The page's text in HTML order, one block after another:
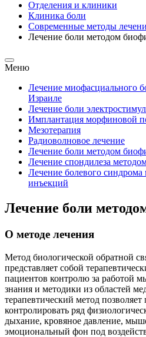
Отделения и клиники
Клиника боли
Современные методы
Лечение боли методом
Меню
Лечение миофасциального
Израиле
Лечение боли
Имплантация морфиновой
Мезотерапия
Радиоволновое лечение
Лечение боли методом
Лечение спондилеза
Лечение болевого
инъекций
Лечение боли
О методе лечения
Метод биологической обратной
представляет собой
пациентов контролю за работой
знания и методики из областей
терапевтический метод позволяет
контролировать ряд
дыхание, кровяное давление,
эмоциональный фон под